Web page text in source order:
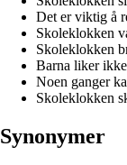
Det er viktig å
Skoleklokken
Skoleklokken
Barna liker
Noen ganger
Skoleklokken
Synonymer